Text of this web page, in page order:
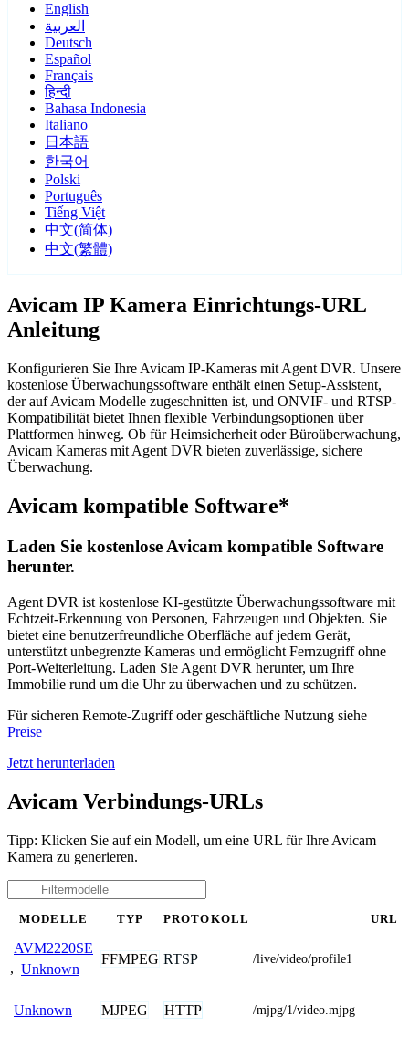
English
العربية
Deutsch
Español
Français
हिन्दी
Bahasa Indonesia
Italiano
日本語
한국어
Polski
Português
Tiếng Việt
中文(简体)
中文(繁體)
Avicam IP Kamera Einrichtungs-URL
Anleitung
Konfigurieren Sie Ihre Avicam IP-Kameras mit Agent DVR. Unsere
kostenlose Überwachungssoftware enthält einen Setup-Assistent,
der auf Avicam Modelle zugeschnitten ist, und ONVIF- und RTSP-
Kompatibilität bietet Ihnen flexible Verbindungsoptionen über
Plattformen hinweg. Ob für Heimsicherheit oder Büroüberwachung,
Avicam Kameras mit Agent DVR bieten zuverlässige, sichere
Überwachung.
Avicam kompatible Software*
Laden Sie kostenlose Avicam kompatible Software
herunter.
Agent DVR ist kostenlose KI-gestützte Überwachungssoftware mit
Echtzeit-Erkennung von Personen, Fahrzeugen und Objekten. Sie
bietet eine benutzerfreundliche Oberfläche auf jedem Gerät,
unterstützt unbegrenzte Kameras und ermöglicht Fernzugriff ohne
Port-Weiterleitung. Laden Sie Agent DVR herunter, um Ihre
Immobilie rund um die Uhr zu überwachen und zu schützen.
Für sicheren Remote-Zugriff oder geschäftliche Nutzung siehe
Preise
Jetzt herunterladen
Avicam Verbindungs-URLs
Tipp: Klicken Sie auf ein Modell, um eine URL für Ihre Avicam
Kamera zu generieren.
MODELLE TYP PROTOKOLL URL
AVM2220SE
, Unknown
FFMPEG RTSP /live/video/profile1
Unknown MJPEG HTTP /mjpg/1/video.mjpg